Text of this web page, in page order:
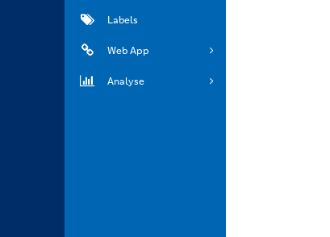
Labels
Web App
Analyse